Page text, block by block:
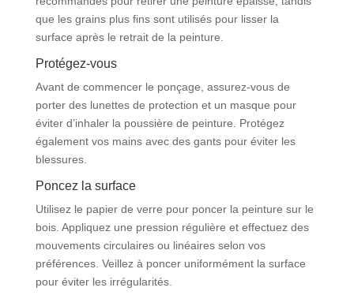
que les grains plus fins sont utilisés pour lisser la
surface après le retrait de la peinture.
Protégez-vous
Avant de commencer le ponçage, assurez-vous de
porter des lunettes de protection et un masque pour
éviter d’inhaler la poussière de peinture. Protégez
également vos mains avec des gants pour éviter les
blessures.
Poncez la surface
Utilisez le papier de verre pour poncer la peinture sur le
bois. Appliquez une pression régulière et effectuez des
mouvements circulaires ou linéaires selon vos
préférences. Veillez à poncer uniformément la surface
pour éviter les irrégularités.